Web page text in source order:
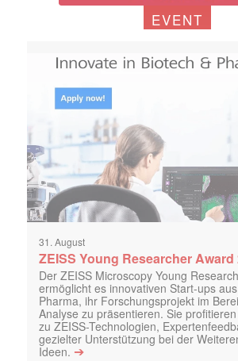
EVENT
31. August
ZEISS Young Researcher Award
Der ZEISS Microscopy Young
ermöglicht es innovativen Start-ups
Pharma, ihr Forschungsprojekt im
Analyse zu präsentieren. Sie
zu ZEISS-Technologien,
gezielter Unterstützung bei der
Ideen. ➔